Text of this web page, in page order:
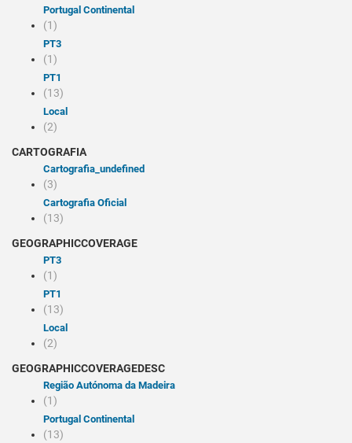
Portugal Continental
(1)
PT3
(1)
PT1
(13)
Local
(2)
CARTOGRAFIA
cartografia_undefined
(3)
Cartografia Oficial
(13)
GEOGRAPHICCOVERAGE
PT3
(1)
PT1
(13)
Local
(2)
GEOGRAPHICCOVERAGEDESC
Região Autónoma da Madeira
(1)
Portugal Continental
(13)